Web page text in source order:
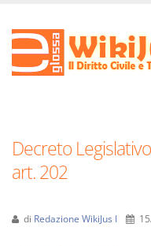
Decreto
art. 202
di Redazione WikiJus I